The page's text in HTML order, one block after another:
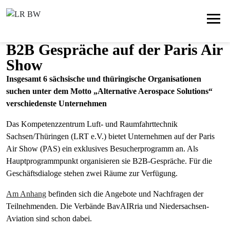
B2B Gespräche auf der Paris Air
Show
Insgesamt 6 sächsische und thüringische Organisationen
suchen unter dem Motto „Alternative Aerospace Solutions“
verschiedenste Unternehmen
Das Kompetenzzentrum Luft- und Raumfahrttechnik
Sachsen/Thüringen (LRT e.V.) bietet Unternehmen auf der Paris
Air Show (PAS) ein exklusives Besucherprogramm an. Als
Hauptprogrammpunkt organisieren sie B2B-Gespräche. Für die
Geschäftsdialoge stehen zwei Räume zur Verfügung.
Am Anhang befinden sich die Angebote und Nachfragen der
Teilnehmenden. Die Verbände BavAIRria und Niedersachsen-
Aviation sind schon dabei.